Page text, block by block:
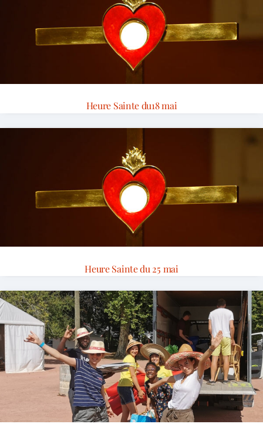
Heure Sainte du18 mai
Heure Sainte du 25 mai